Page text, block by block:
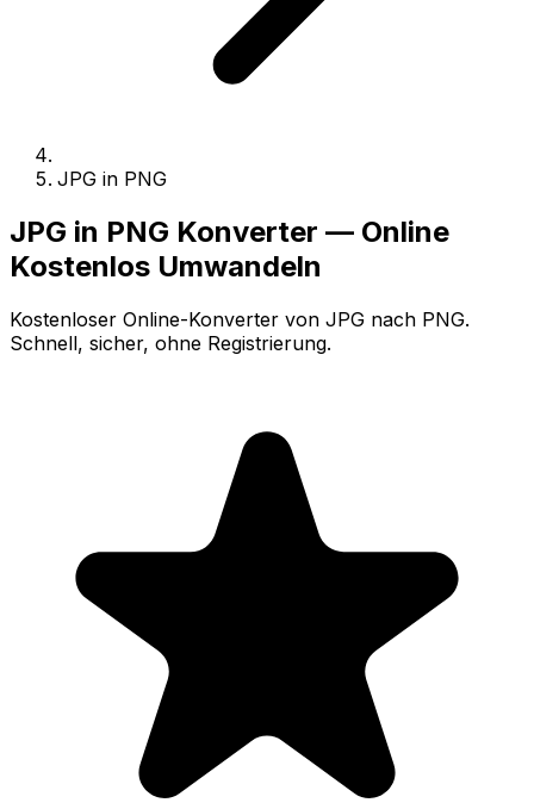
JPG in PNG
JPG in PNG Konverter — Online
Kostenlos Umwandeln
Kostenloser Online-Konverter von JPG nach PNG.
Schnell, sicher, ohne Registrierung.